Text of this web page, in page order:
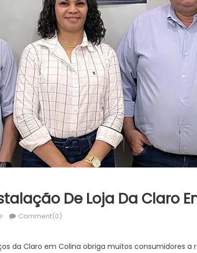
De Loja Da Claro
Comment(0)
da Claro em Colina obriga muitos consumidores a